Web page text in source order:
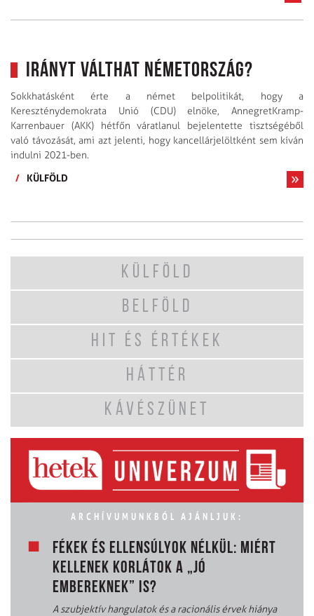
Irányt válthat Németország?
Sokkhatásként érte a német belpolitikát, hogy a
Kereszténydemokrata Unió (CDU) elnöke, AnnegretKramp-
Karrenbauer (AKK) hétfőn váratlanul bejelentette tisztségéből
való távozását, ami azt jelenti, hogy kancellárjelöltként sem kíván
indulni 2021-ben.
/
KÜLFÖLD
KÜLFÖLD
BELFÖLD
HIT ÉS ÉRTÉKEK
HÁTTÉR
KÁVÉSZÜNET
ARCHÍVUMUNKBÓL AJÁNLJUK:
FÉKEK ÉS ELLENSÚLYOK NÉLKÜL: MIÉRT
KELLENEK KORLÁTOK A „JÓ
EMBEREKNEK” IS?
A szubjektív hangulatok és a racionális érvek hiánya